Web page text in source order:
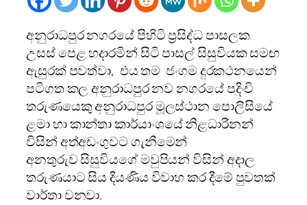
අනුරාධපුර නගරයේ පිහිටි ප්‍රසිද්ධ පාසලක
උසස් පෙළ හදාරමින් සිටි පාසල් සිසුවියක සමඟ
ඇසුරක් පවත්වා, එය තම ජංගම දුරකථනයෙන්
පටිගත කල අනුරාධපුර නව නගරයේ පදිංචි
තරුණයෙකු අනුරාධපුර මූලස්ථාන පොලිසියේ
ළමා හා කාන්තා කාර්යාංශයේ නිළධාරීනන්
විසින් අත්අඩංගුවට ගැනීමෙන්
අනතුරුව සිසුවියගේ මවුපියන් විසින් අදාල
තරුණයාට සිය දියණිය විවාහ කර දීමේ පුවතක්
වාර්තා වනවා.